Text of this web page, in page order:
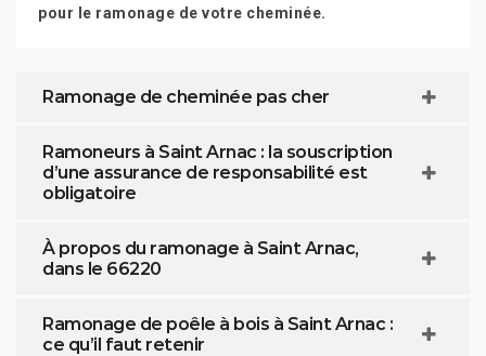
pour le ramonage de votre cheminée.
Ramonage de cheminée pas cher
Ramoneurs à Saint Arnac : la souscription
d’une assurance de responsabilité est
obligatoire
À propos du ramonage à Saint Arnac,
dans le 66220
Ramonage de poêle à bois à Saint Arnac :
ce qu’il faut retenir